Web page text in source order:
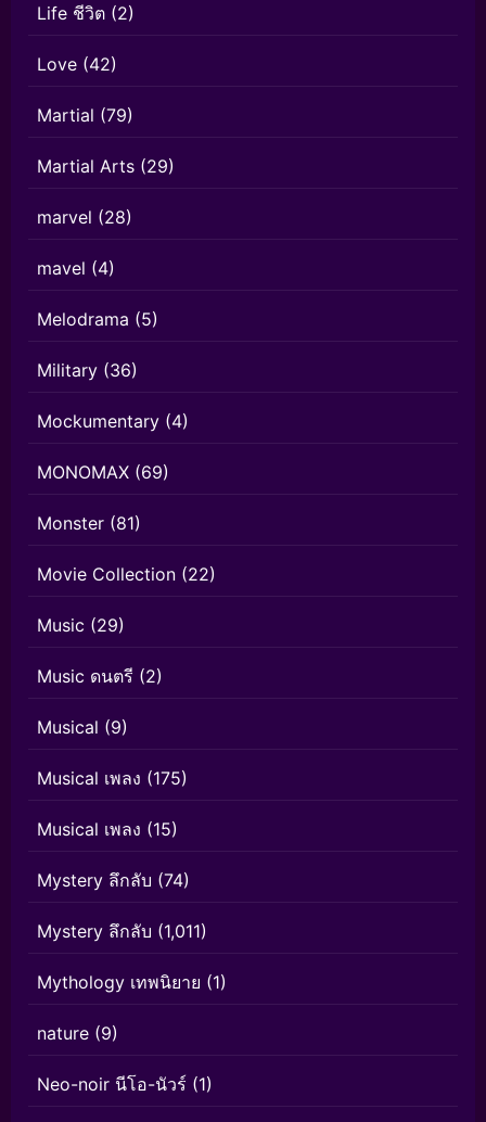
Life ชีวิต (2)
Love (42)
Martial (79)
Martial Arts (29)
marvel (28)
mavel (4)
Melodrama (5)
Military (36)
Mockumentary (4)
MONOMAX (69)
Monster (81)
Movie Collection (22)
Music (29)
Music ดนตรี (2)
Musical (9)
Musical เพลง (175)
Musical เพลง (15)
Mystery ลึกลับ (74)
Mystery ลึกลับ (1,011)
Mythology เทพนิยาย (1)
nature (9)
Neo-noir นีโอ-นัวร์ (1)